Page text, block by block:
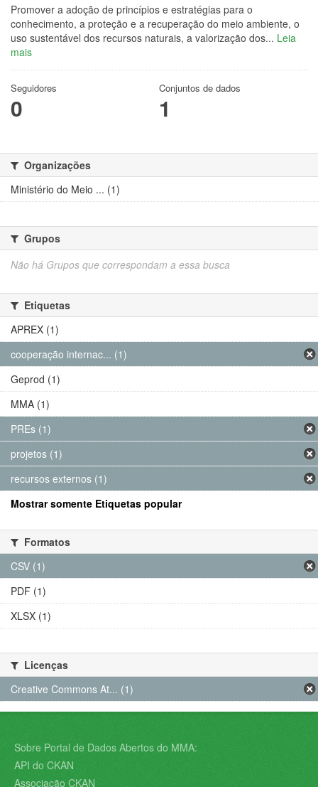
Promover a adoção de princípios e estratégias para o
conhecimento, a proteção e a recuperação do meio ambiente, o
uso sustentável dos recursos naturais, a valorização dos... Leia
mais
Seguidores
0
Conjuntos de dados
1
Organizações
Ministério do Meio ... (1)
Grupos
Não há Grupos que correspondam a essa busca
Etiquetas
APREX (1)
cooperação internac... (1)
Geprod (1)
MMA (1)
PREs (1)
projetos (1)
recursos externos (1)
Mostrar somente Etiquetas popular
Formatos
CSV (1)
PDF (1)
XLSX (1)
Licenças
Creative Commons At... (1)
Sobre Portal de Dados Abertos do MMA:
API do CKAN
Associação CKAN